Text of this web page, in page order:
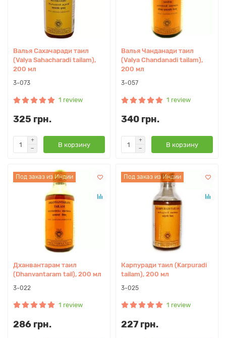
Валья Сахачаради таил
(Valya Sahacharadi tailam),
200 мл
3-073
1 review
325 грн.
В корзину
Валья Чанданади таил
(Valya Chandanadi tailam),
200 мл
3-057
1 review
340 грн.
В корзину
Под заказ из Индии
Дханвантарам таил
(Dhanvantaram tail), 200 мл
3-022
1 review
286 грн.
Под заказ из Индии
Карпуради таил (Karpuradi
tailam), 200 мл
3-025
1 review
227 грн.